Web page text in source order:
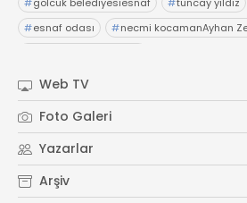
#esnaf odası #necmi kocamanAyhan
Web TV
Foto Galeri
Yazarlar
Arşiv